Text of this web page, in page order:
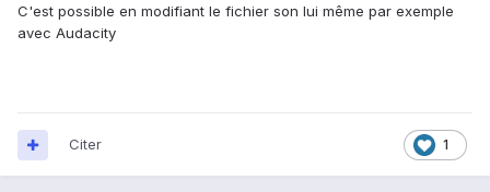
C'est possible en modifiant le fichier son lui même par exemple
avec Audacity
1
Citer